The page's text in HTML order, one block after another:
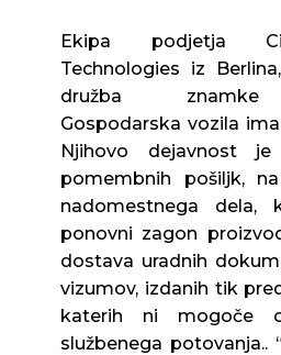
Ekipa podjetja
Technologies iz
družba znamke
Gospodarska vozila
Njihovo dejavnost
pomembnih pošiljk,
nadomestnega dela,
ponovni zagon
dostava uradnih
vizumov, izdanih tik
katerih ni mogoče
službenega potovanja..